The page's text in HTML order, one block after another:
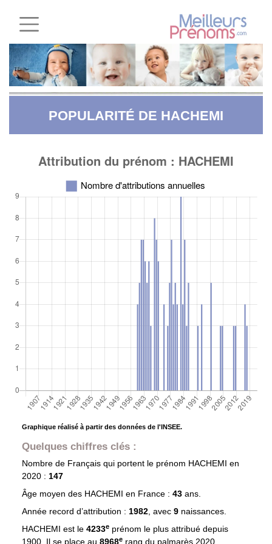
POPULARITÉ DE HACHEMI
Graphique réalisé à partir des données de l'INSEE.
Quelques chiffres clés :
Nombre de Français qui portent le prénom HACHEMI en
2020 : 147
Âge moyen des HACHEMI en France : 43 ans.
Année record d’attribution : 1982, avec 9 naissances.
HACHEMI est le 4233eprénom le plus attribué depuis
1900. Il se place au 8968e rang du palmarès 2020.